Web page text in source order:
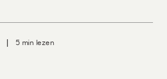
5 min lezen